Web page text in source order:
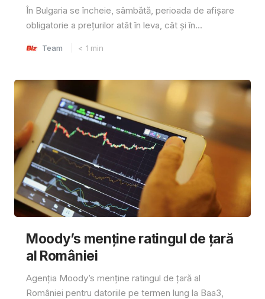
În Bulgaria se încheie, sâmbătă, perioada de afișare
obligatorie a prețurilor atât în ​​leva, cât și în...
Team < 1 min
Moody’s menține ratingul de țară
al României
Agenția Moody’s menține ratingul de țară al
României pentru datoriile pe termen lung la Baa3,